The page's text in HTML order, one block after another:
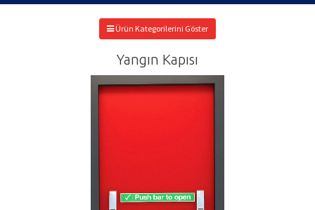
Ürün Kategorilerini Göster
Yangın Kapısı